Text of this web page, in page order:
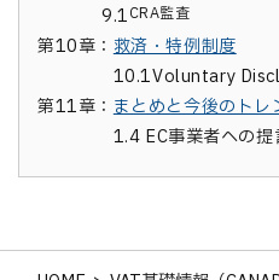
9.1CRA監査
第10章： 救済・特例制度
10.1Voluntary
第11章： まとめと今後のトレ
1.4 EC事業者への提